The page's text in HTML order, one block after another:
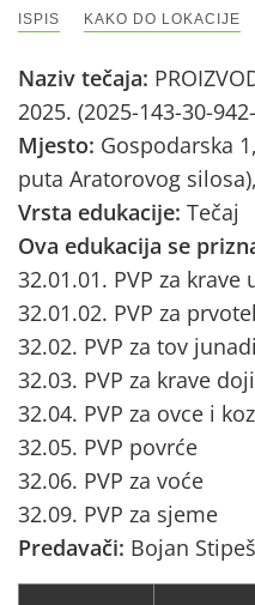
ISPIS KAKO DO LOKACIJE
Naziv tečaja:
2025. (2025-143-30-
Mjesto: Gospodarska
puta Aratorovog
Vrsta edukacije: Tečaj
Ova edukacija se
32.01.01. PVP za
32.01.02. PVP za
32.02. PVP za tov junadi
32.03. PVP za krave
32.04. PVP za ovce i
32.05. PVP povrće
32.06. PVP za voće
32.09. PVP za sjeme
Predavači: Bojan